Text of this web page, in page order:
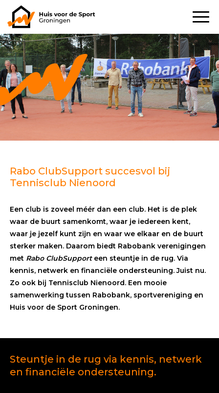
Rabo ClubSupport succesvol bij
Tennisclub Nienoord
Een club is zoveel méér dan een club. Het is de plek
waar de buurt samenkomt, waar je iedereen kent,
waar je jezelf kunt zijn en waar we elkaar en de buurt
sterker maken. Daarom biedt Rabobank verenigingen
met Rabo ClubSupporteen steuntje in de rug. Via
kennis, netwerk en financiële ondersteuning. Juist nu.
Zo ook bij Tennisclub Nienoord. Een mooie
samenwerking tussen Rabobank, sportvereniging en
Huis voor de Sport Groningen.
Steuntje in de rug via kennis, netwerk
en financiële ondersteuning.